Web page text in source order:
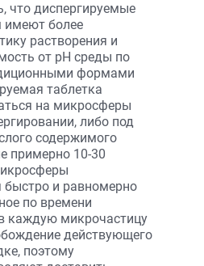
что диспергируемые
имеют более
растворения и
от pH среды по
формами
таблетка
на микросферы
либо под
содержимого
примерно 10-30
и равномерно
по времени
каждую микрочастицу
действующего
поэтому